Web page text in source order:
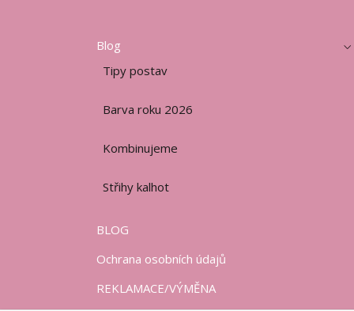
Blog
Tipy postav
Barva roku 2026
Kombinujeme
Střihy kalhot
BLOG
Ochrana osobních údajů
REKLAMACE/VÝMĚNA